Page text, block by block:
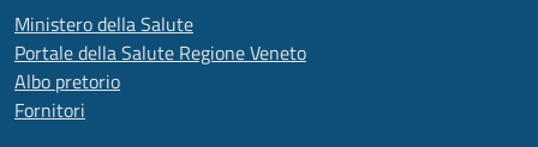
Ministero della Salute
Portale della Salute Regione Veneto
Albo pretorio
Fornitori